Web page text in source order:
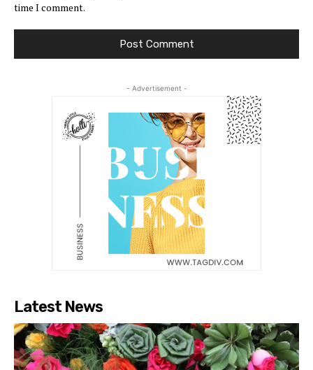
time I comment.
- Advertisement -
Latest News